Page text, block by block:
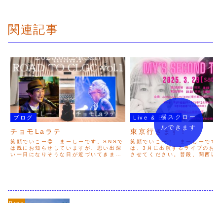
関連記事
ブログ
チョモLaラテ
笑顔でいこー😊 まーしーです。SNSで
は既にお知らせしていますが、思い出深
い一日になりそうな日が近づいてきまし
Live & Event
東京行きます！
笑顔でいこー！ まーしーです
は、3月に出演するライブのお
させてください。普段、関西以
横スクロー
ルできます